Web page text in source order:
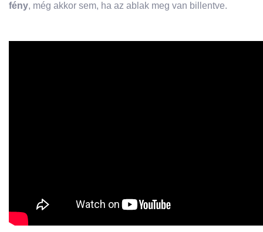
fény, még akkor sem, ha az ablak meg van billentve.